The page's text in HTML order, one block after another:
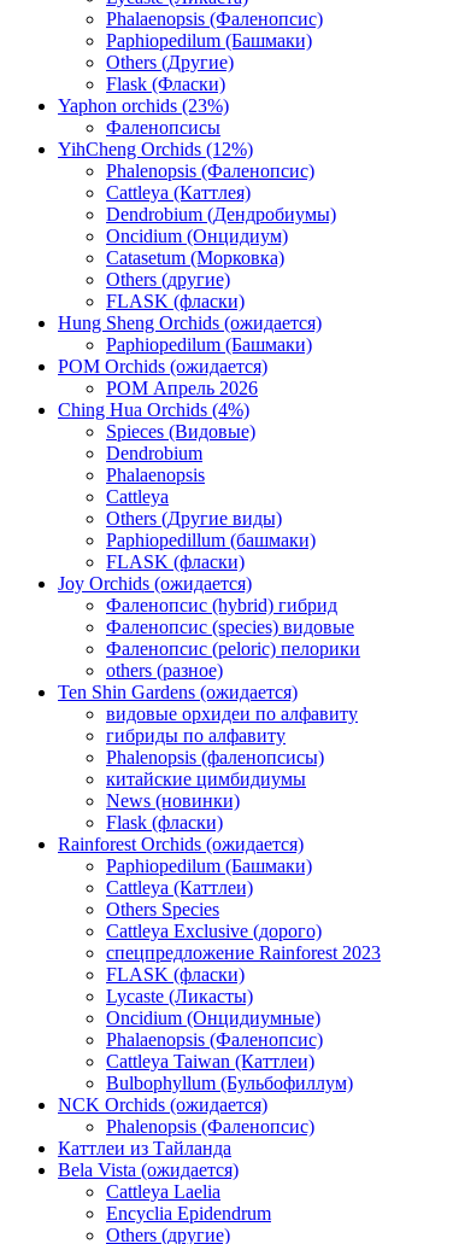
Phalaenopsis (Фаленопсис)
Paphiopedilum (Башмаки)
Others (Другие)
Flask (Фласки)
Yaphon orchids (23%)
Фаленопсисы
YihCheng Orchids (12%)
Phalenopsis (Фаленопсис)
Cattleya (Каттлея)
Dendrobium (Дендробиумы)
Oncidium (Онцидиум)
Catasetum (Морковка)
Others (другие)
FLASK (фласки)
Hung Sheng Orchids (ожидается)
Paphiopedilum (Башмаки)
POM Orchids (ожидается)
POM Апрель 2026
Ching Hua Orchids (4%)
Spieces (Видовые)
Dendrobium
Phalaenopsis
Cattleya
Others (Другие виды)
Paphiopedillum (башмаки)
FLASK (фласки)
Joy Orchids (ожидается)
Фаленопсис (hybrid) гибрид
Фаленопсис (species) видовые
Фаленопсис (peloric) пелорики
others (разное)
Ten Shin Gardens (ожидается)
видовые орхидеи по алфавиту
гибриды по алфавиту
Phalenopsis (фаленопсисы)
китайские цимбидиумы
News (новинки)
Flask (фласки)
Rainforest Orchids (ожидается)
Paphiopedilum (Башмаки)
Cattleya (Каттлеи)
Others Species
Cattleya Exclusive (дорого)
спецпредложение Rainforest 2023
FLASK (фласки)
Lycaste (Ликасты)
Oncidium (Онцидиумные)
Phalaenopsis (Фаленопсис)
Cattleya Taiwan (Каттлеи)
Bulbophyllum (Бульбофиллум)
NCK Orchids (ожидается)
Phalenopsis (Фаленопсис)
Каттлеи из Тайланда
Bela Vista (ожидается)
Cattleya Laelia
Encyclia Epidendrum
Others (другие)